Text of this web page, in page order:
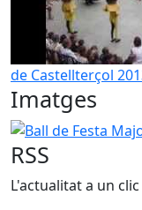
de Castellterçol
Imatges
Ball de Festa Major
RSS
L'actualitat a un clic